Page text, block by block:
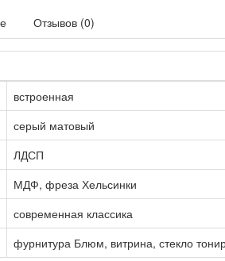
Отзывов (0)
встроенная
серый матовый
ЛДСП
МДФ, фреза Хельсинки
современная классика
фурнитура Блюм, витрина, стекло